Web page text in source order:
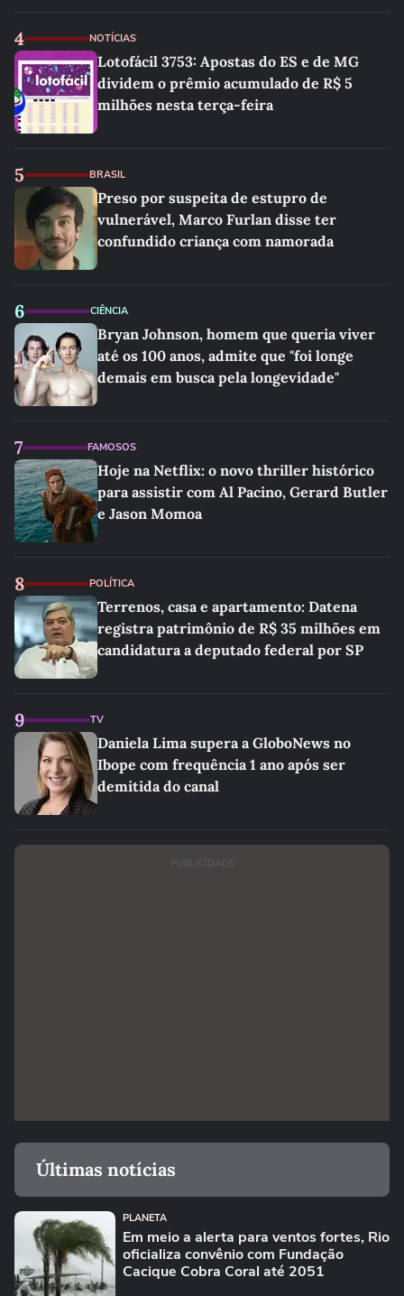
4 NOTÍCIAS
Lotofácil 3753: Apostas do ES e de MG
dividem o prêmio acumulado de R$ 5
milhões nesta terça-feira
5 BRASIL
Preso por suspeita de estupro de
vulnerável, Marco Furlan disse ter
confundido criança com namorada
6 CIÊNCIA
Bryan Johnson, homem que queria viver
até os 100 anos, admite que "foi longe
demais em busca pela longevidade"
7 FAMOSOS
Hoje na Netflix: o novo thriller histórico
para assistir com Al Pacino, Gerard Butler
e Jason Momoa
8 POLÍTICA
Terrenos, casa e apartamento: Datena
registra patrimônio de R$ 35 milhões em
candidatura a deputado federal por SP
9 TV
Daniela Lima supera a GloboNews no
Ibope com frequência 1 ano após ser
demitida do canal
PUBLICIDADE
Últimas notícias
PLANETA
Em meio a alerta para ventos fortes, Rio
oficializa convênio com Fundação
Cacique Cobra Coral até 2051